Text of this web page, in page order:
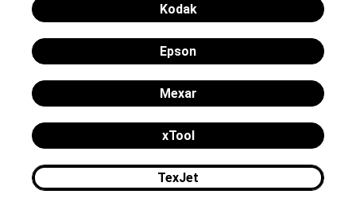
Kodak
Epson
Mexar
xTool
TexJet